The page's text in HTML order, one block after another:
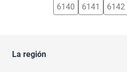
6140
6141 6142
La región